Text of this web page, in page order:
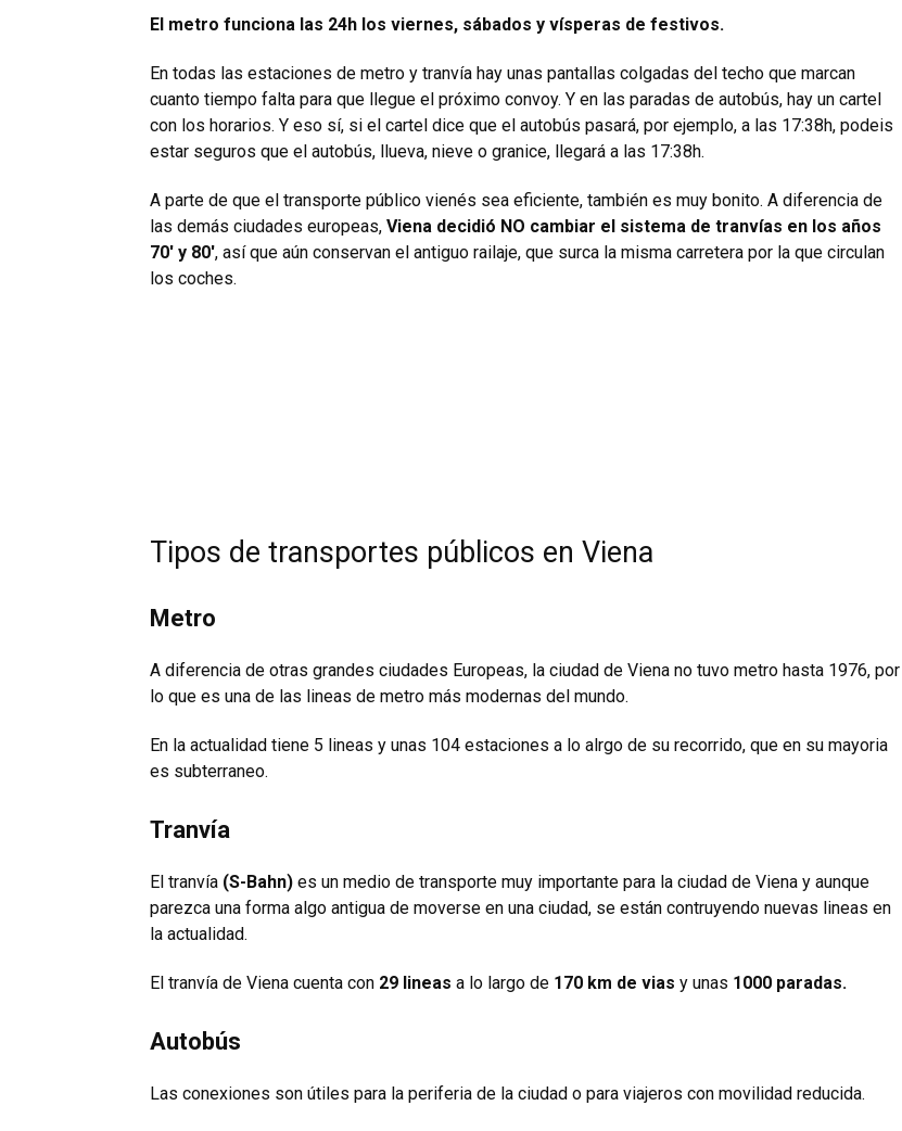
El metro funciona las 24h los viernes, sábados y vísperas de festivos.
En todas las estaciones de metro y tranvía hay unas pantallas colgadas del techo que marcan
cuanto tiempo falta para que llegue el próximo convoy. Y en las paradas de autobús, hay un cartel
con los horarios. Y eso sí, si el cartel dice que el autobús pasará, por ejemplo, a las 17:38h, podeis
estar seguros que el autobús, llueva, nieve o granice, llegará a las 17:38h.
A parte de que el transporte público vienés sea eficiente, también es muy bonito. A diferencia de
las demás ciudades europeas, Viena decidió NO cambiar el sistema de tranvías en los años
70′ y 80′, así que aún conservan el antiguo railaje, que surca la misma carretera por la que circulan
los coches.
Tipos de transportes públicos en Viena
Metro
A diferencia de otras grandes ciudades Europeas, la ciudad de Viena no tuvo metro hasta 1976, por
lo que es una de las lineas de metro más modernas del mundo.
En la actualidad tiene 5 lineas y unas 104 estaciones a lo alrgo de su recorrido, que en su mayoria
es subterraneo.
Tranvía
El tranvía (S-Bahn) es un medio de transporte muy importante para la ciudad de Viena y aunque
parezca una forma algo antigua de moverse en una ciudad, se están contruyendo nuevas lineas en
la actualidad.
El tranvía de Viena cuenta con 29 lineas a lo largo de 170 km de vias y unas 1000 paradas.
Autobús
Las conexiones son útiles para la periferia de la ciudad o para viajeros con movilidad reducida.